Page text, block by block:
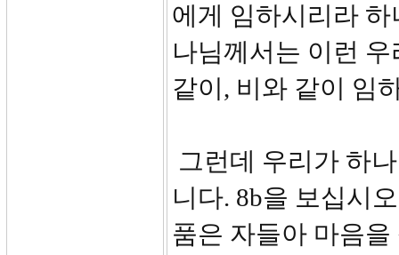
에게 임하시리라
나님께서는 이런
같이, 비와 같이 임
그런데 우리가 하
니다. 8b을 보십시
품은 자들아 마음